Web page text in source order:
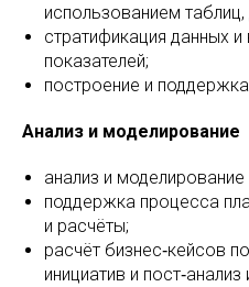
использованием
стратификация данных
показателей;
построение и
Анализ и моделирование
анализ и
поддержка процесса
и расчёты;
расчёт бизнес‑кейсов
инициатив и